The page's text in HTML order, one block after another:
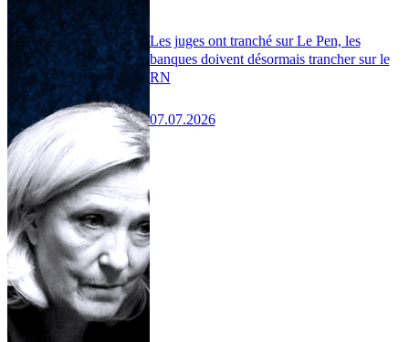
Les juges ont tranché sur Le Pen, les
banques doivent désormais trancher sur le
RN
07.07.2026